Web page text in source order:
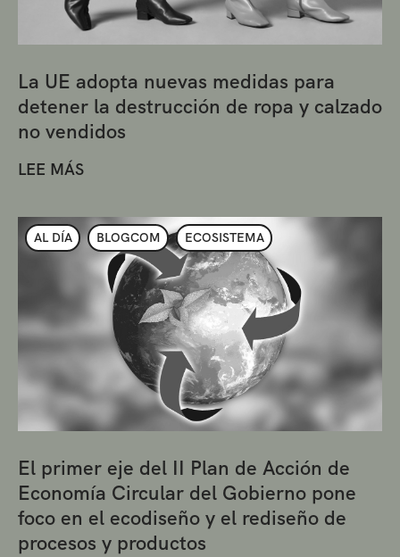
La UE adopta nuevas medidas para
detener la destrucción de ropa y calzado
no vendidos
LEE MÁS
AL DÍA BLOGCOM ECOSISTEMA
El primer eje del II Plan de Acción de
Economía Circular del Gobierno pone
foco en el ecodiseño y el rediseño de
procesos y productos